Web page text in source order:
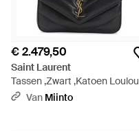
€ 2.479,50
Saint Laurent
Tassen ,Zwart ,Katoen Loulou
Kleine Tas - Zwart
Van Miinto